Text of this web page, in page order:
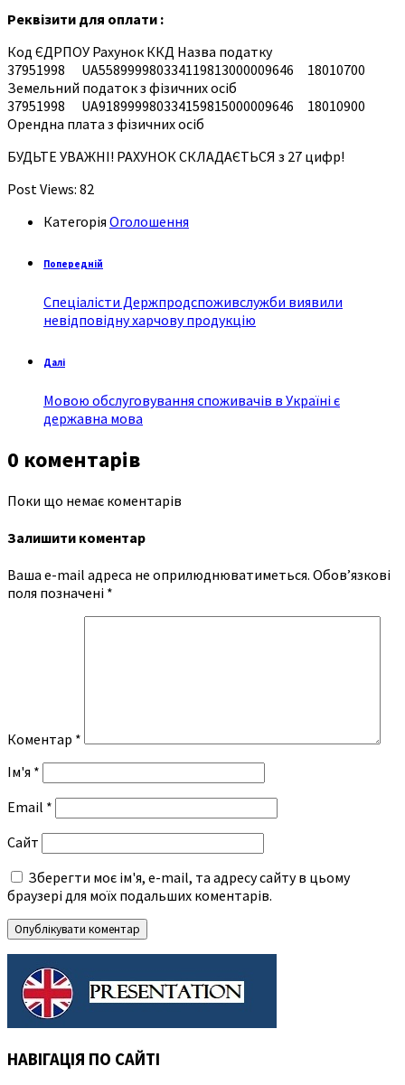
Реквізити для оплати :
Код ЄДРПОУ Рахунок ККД Назва податку
37951998 UA558999980334119813000009646 18010700
Земельний податок з фізичних осіб
37951998 UA918999980334159815000009646 18010900
Орендна плата з фізичних осіб
БУДЬТЕ УВАЖНІ! РАХУНОК СКЛАДАЄТЬСЯ з 27 цифр!
Post Views: 82
Категорія Оголошення
Попередній
Спеціалісти Держпродспоживслужби виявили
невідповідну харчову продукцію
Далі
Мовою обслуговування споживачів в Україні є
державна мова
0 коментарів
Поки що немає коментарів
Залишити коментар
Ваша e-mail адреса не оприлюднюватиметься. Обов’язкові
поля позначені *
Коментар *
Ім'я *
Email *
Сайт
Зберегти моє ім'я, e-mail, та адресу сайту в цьому
браузері для моїх подальших коментарів.
НАВІГАЦІЯ ПО САЙТІ